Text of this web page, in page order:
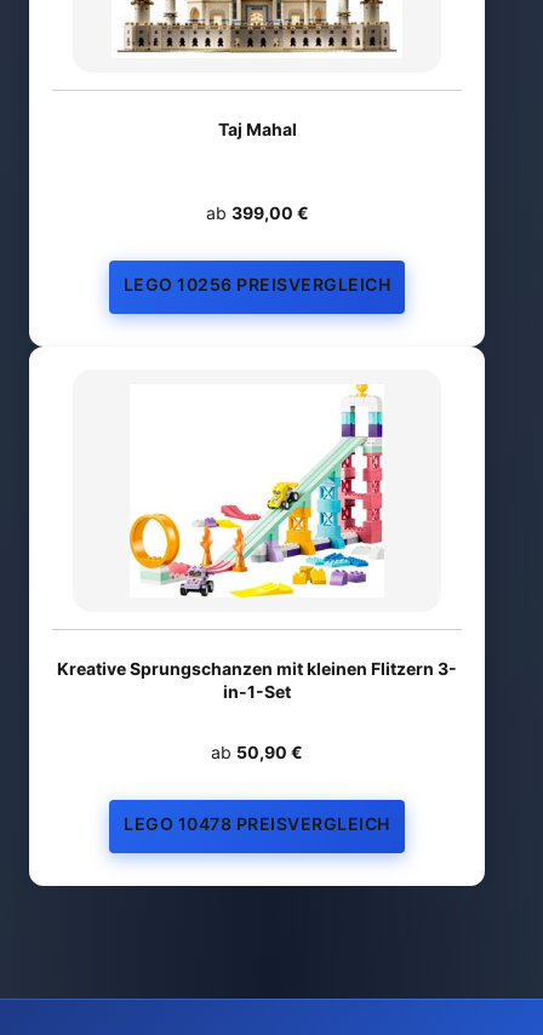
Taj Mahal
ab 399,00 €
LEGO 10256 PREISVERGLEICH
Kreative Sprungschanzen mit kleinen Flitzern 3-
in-1-Set
ab 50,90 €
LEGO 10478 PREISVERGLEICH